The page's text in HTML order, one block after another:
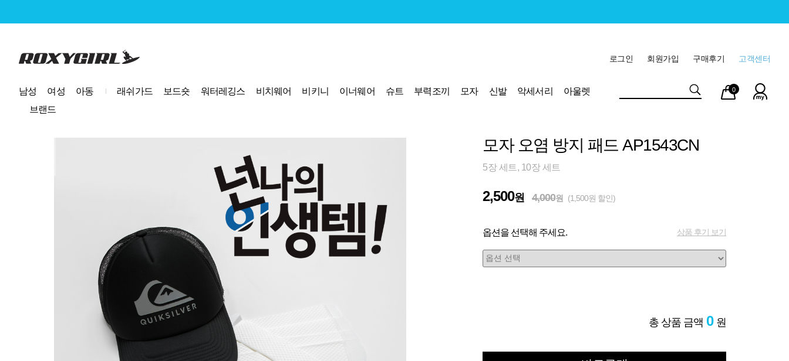
로고 고객센터
구매후기
회원가입
로그인
남성 여성 아동 래쉬가드 보드숏 워터레깅스 비치웨어 비키니 이너웨어 슈트 부력조끼 모자 신발 악세서리
아울렛
브랜드
마이
페이
장바
구니
0
모자 오염 방지 패드 AP1543CN
5장 세트, 10장 세트
2,500원 4,000원 (1,500원 할인)
옵션을 선택해 주세요. 상품 후기 보기
총 상품 금액 0 원